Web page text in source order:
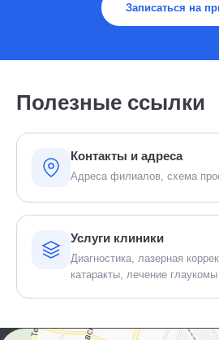
Записаться на
Полезные ссылки
Контакты и адреса
Адреса филиалов, схема
Услуги клиники
Диагностика, лазерная
катаракты, лечение глаукомы